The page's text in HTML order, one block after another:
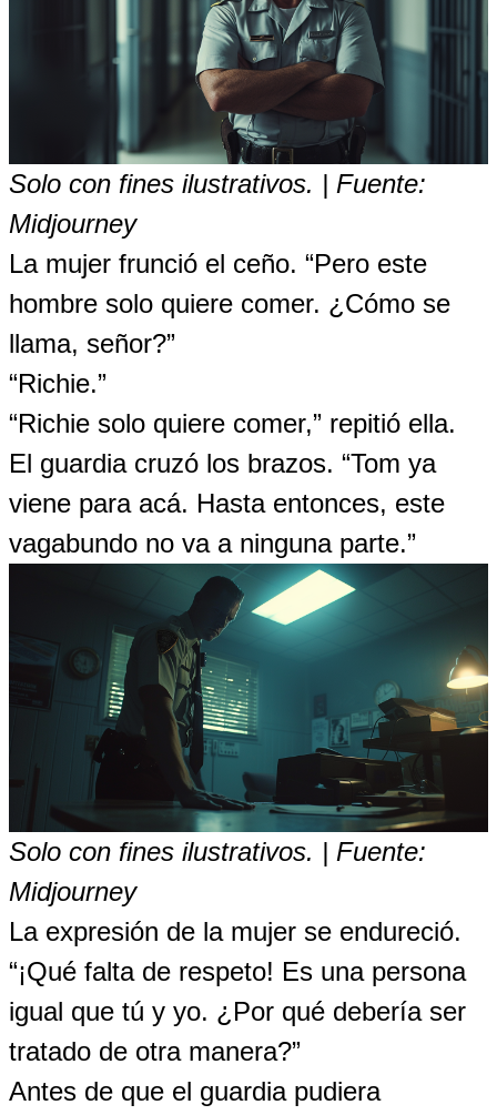
Solo con fines ilustrativos. | Fuente:
Midjourney
La mujer frunció el ceño. “Pero este
hombre solo quiere comer. ¿Cómo se
llama, señor?”
“Richie.”
“Richie solo quiere comer,” repitió ella.
El guardia cruzó los brazos. “Tom ya
viene para acá. Hasta entonces, este
vagabundo no va a ninguna parte.”
Solo con fines ilustrativos. | Fuente:
Midjourney
La expresión de la mujer se endureció.
“¡Qué falta de respeto! Es una persona
igual que tú y yo. ¿Por qué debería ser
tratado de otra manera?”
Antes de que el guardia pudiera